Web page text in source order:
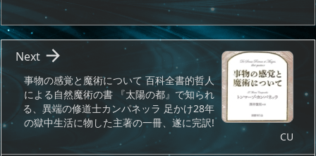
事物の感覚と魔術について 百科全書的哲人
による自然魔術の書 『太陽の都』で知られ
る、異端の修道士カンパネッラ 足かけ28年
の獄中生活に物した主著の一冊、遂に完訳!
CU

Next